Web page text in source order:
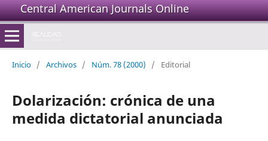
Central American Journals Online
Inicio / Archivos / Núm. 78 (2000) / Editorial
Dolarización: crónica de una
medida dictatorial anunciada